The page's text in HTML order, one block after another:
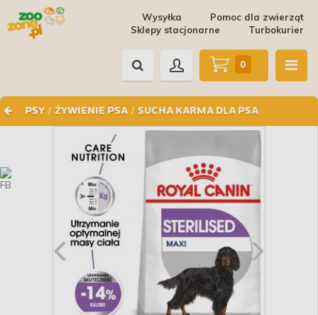
Pomoc dla zwierząt
Wysyłka
Turbokurier
Sklepy stacjonarne
PSY / ŻYWIENIE PSA / SUCHA KARMA DLA PSA
0